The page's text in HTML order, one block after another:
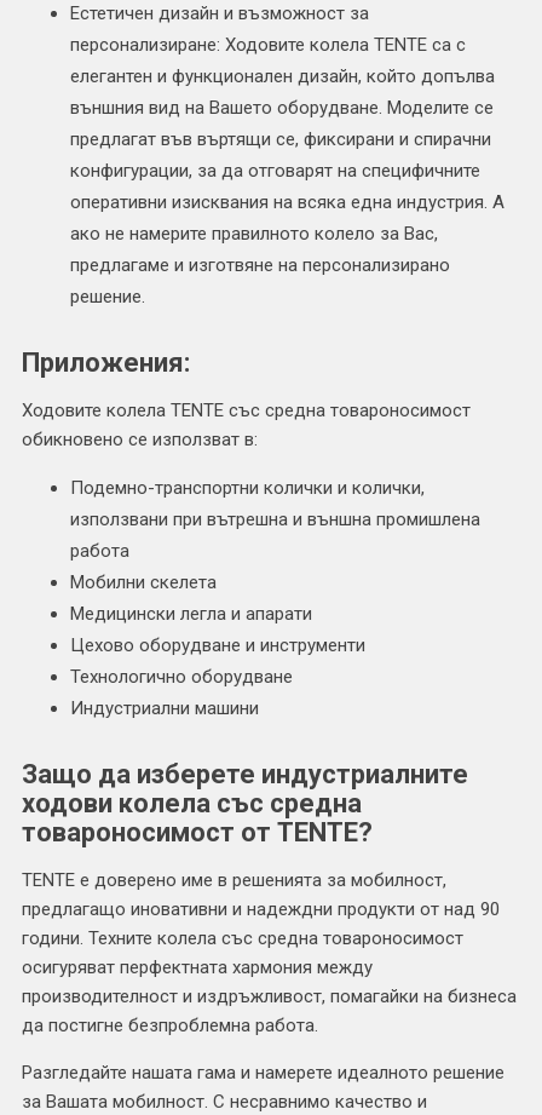
Естетичен дизайн и възможност за
персонализиране: Ходовите колела TENTE са с
елегантен и функционален дизайн, който допълва
външния вид на Вашето оборудване. Моделите се
предлагат във въртящи се, фиксирани и спирачни
конфигурации, за да отговарят на специфичните
оперативни изисквания на всяка една индустрия. А
ако не намерите правилното колело за Вас,
предлагаме и изготвяне на персонализирано
решение.
Приложения:
Ходовите колела TENTE със средна товароносимост
обикновено се използват в:
Подемно-транспортни колички и колички,
използвани при вътрешна и външна промишлена
работа
Мобилни скелета
Медицински легла и апарати
Цехово оборудване и инструменти
Технологично оборудване
Индустриални машини
Защо да изберете индустриалните
ходови колела със средна
товароносимост от TENTE?
TENTE е доверено име в решенията за мобилност,
предлагащо иновативни и надеждни продукти от над 90
години. Техните колела със средна товароносимост
осигуряват перфектната хармония между
производителност и издръжливост, помагайки на бизнеса
да постигне безпроблемна работа.
Разгледайте нашата гама и намерете идеалното решение
за Вашата мобилност. С несравнимо качество и